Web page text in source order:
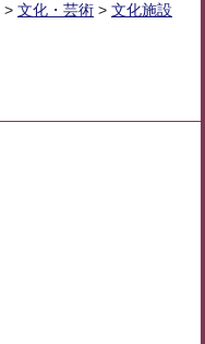
> 文化・芸術 > 文化施設